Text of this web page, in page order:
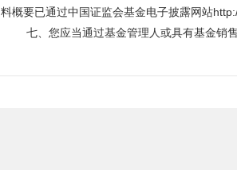
料概要已通过中国证监会基金电子披露网站
七、您应当通过基金管理人或具有基金销